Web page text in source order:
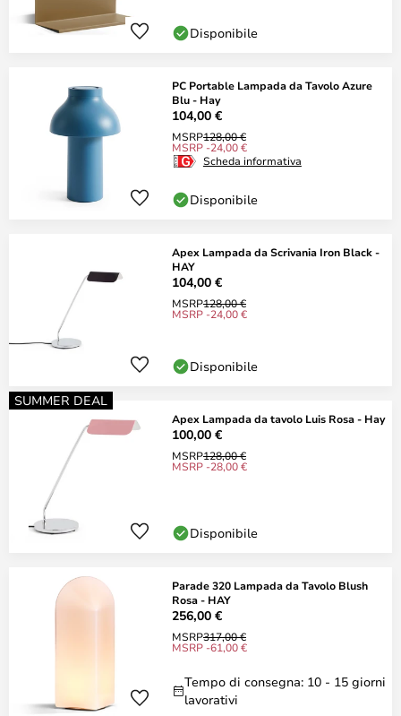
Disponibile
PC Portable Lampada da Tavolo Azure
Blu - Hay
104,00 €
MSRP128,00 €
MSRP -24,00 €
Scheda informativa
Disponibile
Apex Lampada da Scrivania Iron Black -
HAY
104,00 €
MSRP128,00 €
MSRP -24,00 €
Disponibile
SUMMER DEAL
Apex Lampada da tavolo Luis Rosa - Hay
100,00 €
MSRP128,00 €
MSRP -28,00 €
Disponibile
Parade 320 Lampada da Tavolo Blush
Rosa - HAY
256,00 €
MSRP317,00 €
MSRP -61,00 €
Tempo di consegna: 10 - 15 giorni
lavorativi